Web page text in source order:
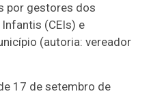
por gestores dos
(CEIs) e
(autoria: vereador
17 de setembro de